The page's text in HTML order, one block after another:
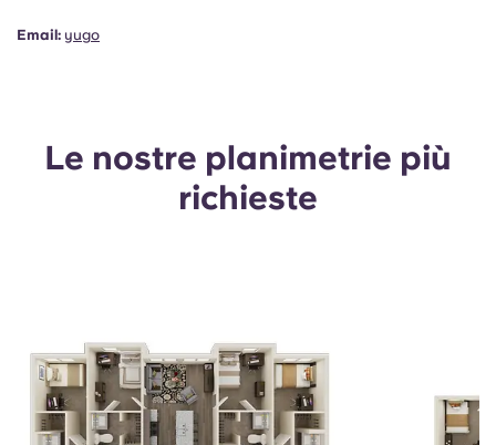
Email: yugo
Le nostre planimetrie più
richieste